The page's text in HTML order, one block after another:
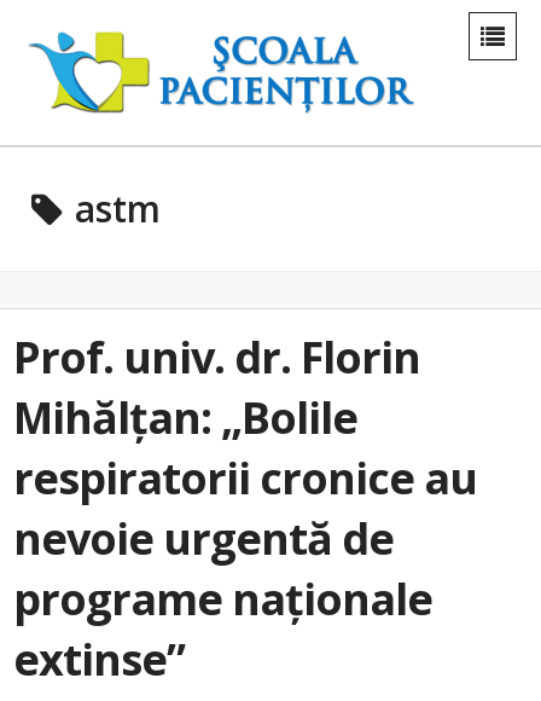
astm
Prof. univ. dr. Florin
Mihălțan: „Bolile
respiratorii cronice au
nevoie urgentă de
programe naționale
extinse”